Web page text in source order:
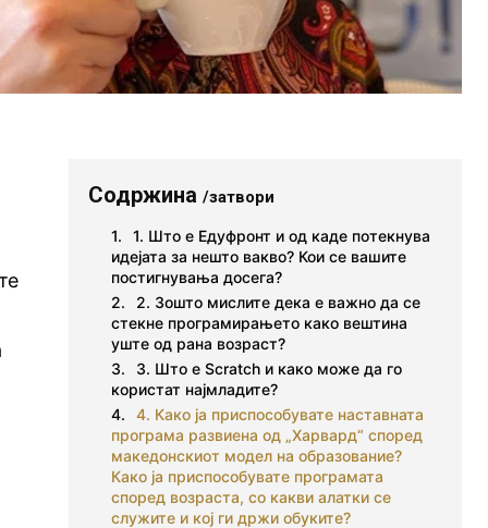
Содржина/затвори
1. Што е Едуфронт и од каде потекнува
идејата за нешто вакво? Кои се вашите
постигнувања досега?
2. Зошто мислите дека е важно да се
стекне програмирањето како вештина
уште од рана возраст?
3. Што е Scratch и како може да го
користат најмладите?
4. Како ја приспособувате наставната
програма развиена од „Харвард“ според
македонскиот модел на образование?
Како ја приспособувате програмата
според возраста, со какви алатки се
служите и кој ги држи обуките?